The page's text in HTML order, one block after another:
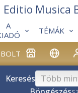
BOLT
A
TÉMÁK
Editio Musica
Keresés